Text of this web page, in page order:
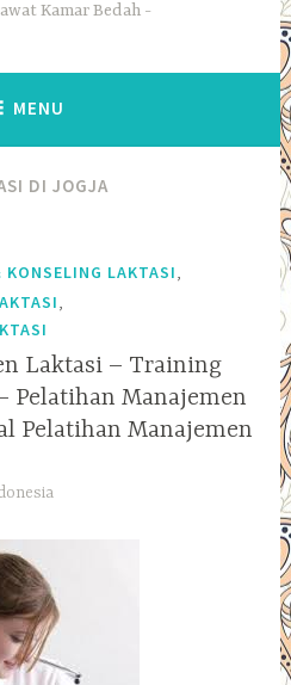
Kamar Bedah
MENU
DI JOGJA
LAKTASI
Laktasi – Training
Pelatihan Manajemen
Pelatihan Manajemen